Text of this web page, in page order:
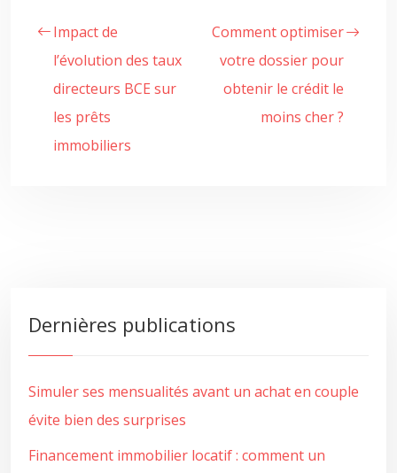
Impact de
l’évolution des taux
directeurs BCE sur
les prêts
immobiliers
Comment optimiser
votre dossier pour
obtenir le crédit le
moins cher ?
Dernières publications
Simuler ses mensualités avant un achat en couple
évite bien des surprises
Financement immobilier locatif : comment un